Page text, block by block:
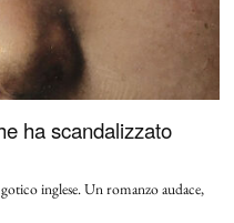
ha scandalizzato
inglese. Un romanzo audace,